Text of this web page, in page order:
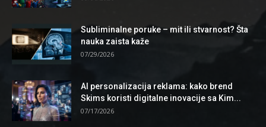
Subliminalne poruke – mit ili stvarnost? Šta
nauka zaista kaže
07/29/2026
AI personalizacija reklama: kako brend
Skims koristi digitalne inovacije sa Kim...
07/17/2026